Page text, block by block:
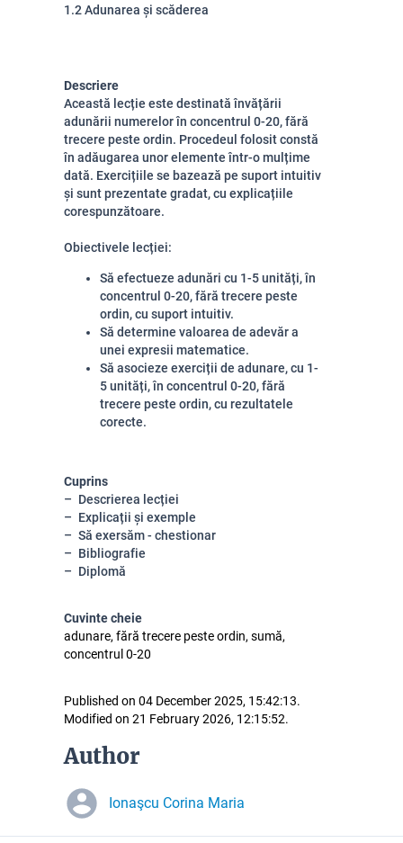
1.2 Adunarea și scăderea
Descriere
Această lecție este destinată învățării
adunării numerelor în concentrul 0-20, fără
trecere peste ordin. Procedeul folosit constă
în adăugarea unor elemente într-o mulțime
dată. Exercițiile se bazează pe suport intuitiv
și sunt prezentate gradat, cu explicațiile
corespunzătoare.
Obiectivele lecției:
Să efectueze adunări cu 1-5 unități, în
concentrul 0-20, fără trecere peste
ordin, cu suport intuitiv.
Să determine valoarea de adevăr a
unei expresii matematice.
Să asocieze exerciții de adunare, cu 1-
5 unități, în concentrul 0-20, fără
trecere peste ordin, cu rezultatele
corecte.
Cuprins
Descrierea lecției
Explicații și exemple
Să exersăm - chestionar
Bibliografie
Diplomă
Cuvinte cheie
adunare, fără trecere peste ordin, sumă,
concentrul 0-20
Published on 04 December 2025, 15:42:13.
Modified on 21 February 2026, 12:15:52.
Author
Ionaşcu Corina Maria